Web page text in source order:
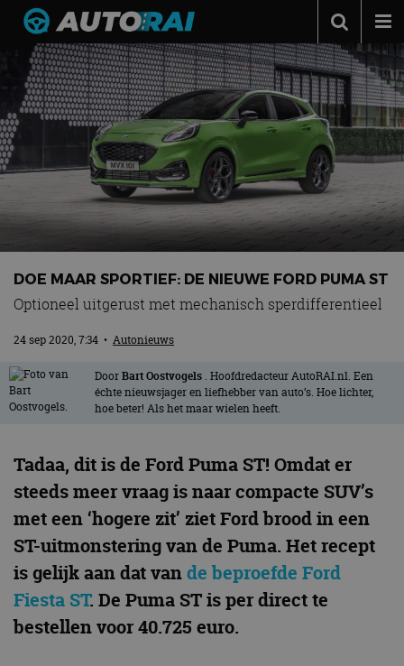
Autonieuws
Podcast
Autotests
Automerken
Adverteren
Contact
DOE MAAR SPORTIEF: DE NIEUWE FORD PUMA ST
Optioneel uitgerust met mechanisch sperdifferentieel
24 sep 2020, 7:34 • Autonieuws
DoorBart Oostvogels . Hoofdredacteur AutoRAI.nl. Een
échte nieuwsjager en liefhebber van auto’s. Hoe lichter,
hoe beter! Als het maar wielen heeft.
Tadaa, dit is de Ford Puma ST! Omdat er
steeds meer vraag is naar compacte SUV’s
met een ‘hogere zit’ ziet Ford brood in een
ST-uitmonstering van de Puma. Het recept
is gelijk aan dat vande beproefde Ford
Fiesta ST. De Puma ST is per direct te
bestellen voor 40.725 euro.